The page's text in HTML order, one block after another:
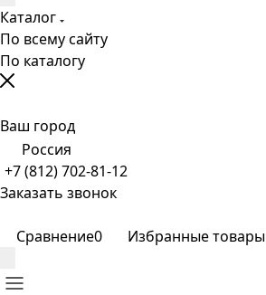
Каталог
По всему сайту
По каталогу
Ваш город
Россия
+7 (812) 702-81-12
Заказать звонок
Сравнение0 Избранные товары